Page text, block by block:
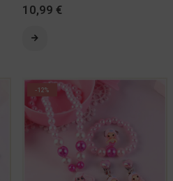
10,99 €
WÄHLEN
-12%